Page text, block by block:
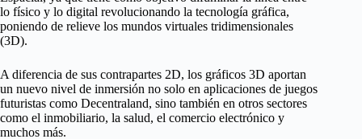
lo físico y lo digital revolucionando la tecnología gráfica,
poniendo de relieve los mundos virtuales tridimensionales
(3D).
A diferencia de sus contrapartes 2D, los gráficos 3D aportan
un nuevo nivel de inmersión no solo en aplicaciones de juegos
futuristas como Decentraland, sino también en otros sectores
como el inmobiliario, la salud, el comercio electrónico y
muchos más.